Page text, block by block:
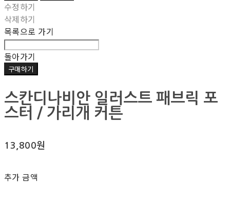
수정하기
삭제하기
목록으로 가기
돌아가기
구매하기
스칸디나비안 일러스트 패브릭 포
스터 / 가리개 커튼
13,800원
추가 금액